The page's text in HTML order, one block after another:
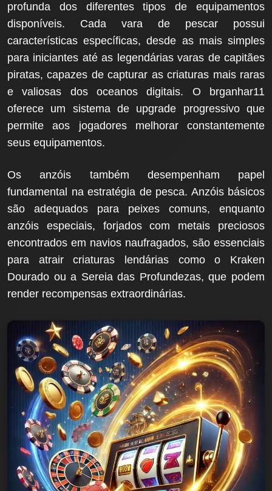
profunda dos diferentes tipos de equipamentos
disponíveis. Cada vara de pescar possui
características específicas, desde as mais simples
para iniciantes até as legendárias varas de capitães
piratas, capazes de capturar as criaturas mais raras
e valiosas dos oceanos digitais. O brganhar11
oferece um sistema de upgrade progressivo que
permite aos jogadores melhorar constantemente
seus equipamentos.
Os anzóis também desempenham papel
fundamental na estratégia de pesca. Anzóis básicos
são adequados para peixes comuns, enquanto
anzóis especiais, forjados com metais preciosos
encontrados em navios naufragados, são essenciais
para atrair criaturas lendárias como o Kraken
Dourado ou a Sereia das Profundezas, que podem
render recompensas extraordinárias.